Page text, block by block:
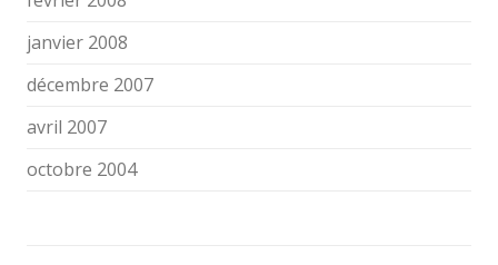
janvier 2008
décembre 2007
avril 2007
octobre 2004